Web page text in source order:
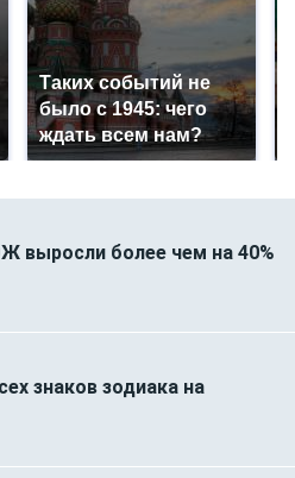
Таких событий не
было с 1945: чего
ждать всем нам?
выросли более чем на 40%
знаков зодиака на